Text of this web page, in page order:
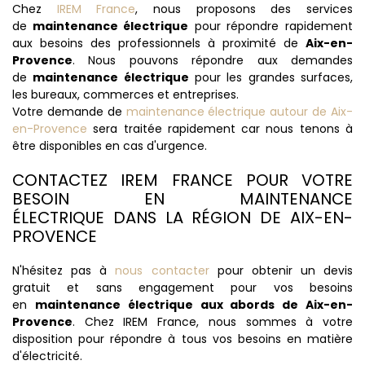
Chez IREM France, nous proposons des services
de maintenance électrique pour répondre rapidement
aux besoins des professionnels à proximité de Aix-en-
Provence. Nous pouvons répondre aux demandes
de maintenance électrique pour les grandes surfaces,
les bureaux, commerces et entreprises.
Votre demande de maintenance électrique autour de Aix-
en-Provence sera traitée rapidement car nous tenons à
être disponibles en cas d'urgence.
CONTACTEZ IREM FRANCE POUR VOTRE
BESOIN EN MAINTENANCE
ÉLECTRIQUE DANS LA RÉGION DE AIX-EN-
PROVENCE
N'hésitez pas ànous contacterpour obtenir un devis
gratuit et sans engagement pour vos besoins
en maintenance électrique aux abords de Aix-en-
Provence. Chez IREM France, nous sommes à votre
disposition pour répondre à tous vos besoins en matière
d'électricité.